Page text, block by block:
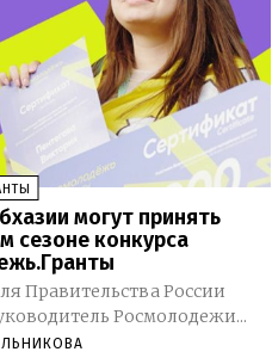
могут принять
сезоне конкурса
Правительства России
Росмолодежи...